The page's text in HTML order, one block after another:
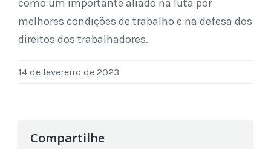
como um importante aliado na luta por
melhores condições de trabalho e na defesa dos
direitos dos trabalhadores.
14 de fevereiro de 2023
Compartilhe